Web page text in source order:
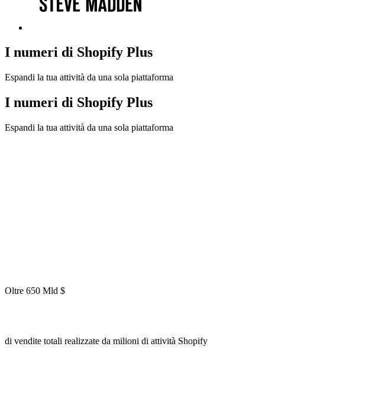
I numeri di Shopify Plus
Espandi la tua attività da una sola piattaforma
I numeri di Shopify Plus
Espandi la tua attività da una sola piattaforma
Oltre 650 Mld $
di vendite totali realizzate da milioni di attività Shopify